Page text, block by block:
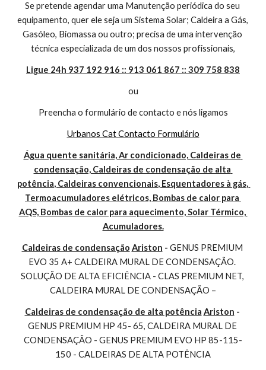
Se pretende agendar uma Manutenção periódica do seu
equipamento, quer ele seja um Sistema Solar; Caldeira a Gás,
Gasóleo, Biomassa ou outro; precisa de uma intervenção
técnica especializada de um dos nossos profissionais,
Ligue 24h 937 192 916 :: 913 061 867 :: 309 758 838
ou
Preencha o formulário de contacto e nós ligamos
Urbanos Cat Contacto Formulário
Água quente sanitária, Ar condicionado, Caldeiras de
condensação, Caldeiras de condensação de alta
potência, Caldeiras convencionais, Esquentadores à gás,
Termoacumuladores elétricos, Bombas de calor para
AQS, Bombas de calor para aquecimento, Solar Térmico,
Acumuladores.
Caldeiras de condensação Ariston - GENUS PREMIUM
EVO 35 A+ CALDEIRA MURAL DE CONDENSAÇÃO.
SOLUÇÃO DE ALTA EFICIÊNCIA - CLAS PREMIUM NET,
CALDEIRA MURAL DE CONDENSAÇÃO –
Caldeiras de condensação de alta potência Ariston
GENUS PREMIUM HP 45- 65, CALDEIRA MURAL DE
CONDENSAÇÃO - GENUS PREMIUM EVO HP 85-115-
150 - CALDEIRAS DE ALTA POTÊNCIA